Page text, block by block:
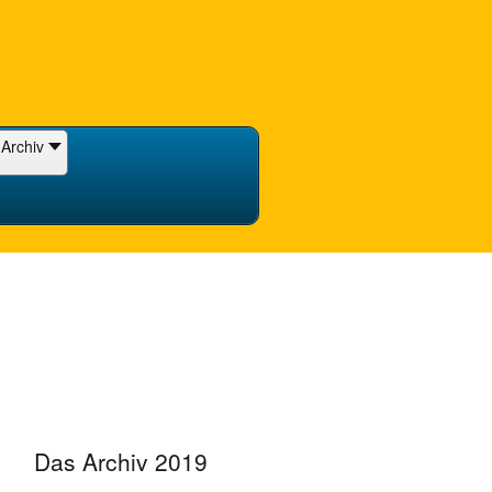
Das Archiv 2019